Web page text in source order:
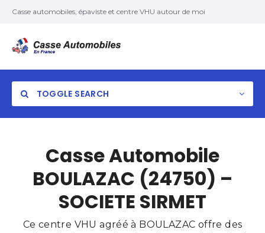
Casse automobiles, épaviste et centre VHU autour de moi
TOGGLE SEARCH
Casse Automobile
BOULAZAC (24750) –
SOCIETE SIRMET
Ce centre VHU agréé à BOULAZAC offre des